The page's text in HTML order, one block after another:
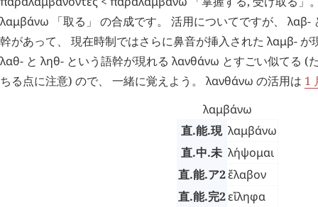
λαμβάνω 「取る」 の合成です。 活用についてですが、 λαβ-
幹があって、 現在時制ではさらに鼻音が挿入された λαμβ- が
λαθ- と ληθ- という語幹が現れる λανθάνω とすごい似てる (
ちる点に注意) ので、 一緒に覚えよう。 λανθάνω の活用は 1
λαμβάνω
直.能.現 λαμβάνω
直.中.未 λήψομαι
直.能.ア2ἔλαβον
直.能.完2εἴληφα